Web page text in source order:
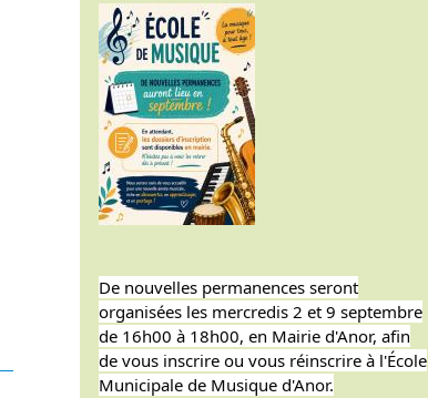
De nouvelles permanences seront
organisées les mercredis 2 et 9 septembre
de 16h00 à 18h00, en Mairie d'Anor, afin
de vous inscrire ou vous réinscrire à l'École
Municipale de Musique d'Anor.